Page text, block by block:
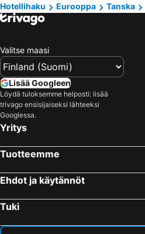
Hotellihaku
Eurooppa Tanska
Valitse maasi
Lisää Googleen
Löydä tuloksemme helposti: lisää
trivago ensisijaiseksi lähteeksi
Googlessa.
Yritys
Tuotteemme
Ehdot ja käytännöt
Tuki